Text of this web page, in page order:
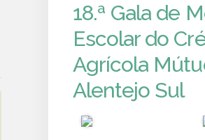
18.ª Gala de
Escolar do
Agrícola
Alentejo Sul